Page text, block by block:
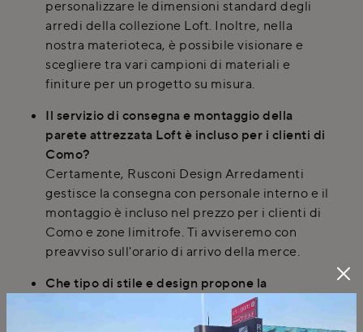
personalizzare le dimensioni standard degli
arredi della collezione Loft. Inoltre, nella
nostra materioteca, è possibile visionare e
scegliere tra vari campioni di materiali e
finiture per un progetto su misura.
Il servizio di consegna e montaggio della
parete attrezzata Loft è incluso per i clienti di
Como?
Certamente, Rusconi Design Arredamenti
gestisce la consegna con personale interno e il
montaggio è incluso nel prezzo per i clienti di
Como e zone limitrofe. Ti avviseremo con
preavviso sull'orario di arrivo della merce.
Che tipo di stile e design propone la
collezione Loft di Spagnol Mobili?
La collezione Loft di Spagnol Mobili si